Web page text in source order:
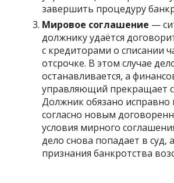
завершить процедуру
Мировое соглашение —
должнику удаётся
с кредиторами о списании
отсрочке. В этом случае
останавливается, а
управляющий прекращает
Должник обязано исправно
согласно новым
условия мирного
дело снова попадает в суд,
признания банкротства